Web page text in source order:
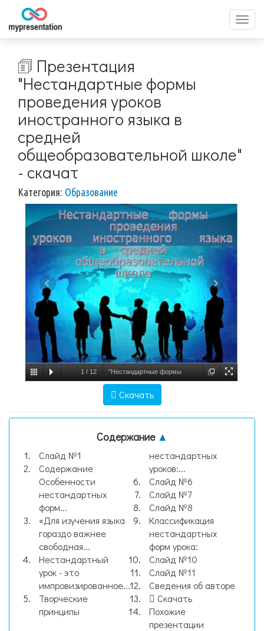
меню
🗊 Презентация
"Нестандартные формы
проведения уроков
иностранного языка в
средней
общеобразовательной школе"
- скачат
Категория: Образование
1 / 12 "Нестандартные формы
средней общеобразовательной школе" -
Скачать
Содержание ▲
Слайд №1
Содержание
Особенности
нестандартных
форм...
«Для изучения языка
гораздо важнее
свободная...
Нестандартный
урок - это
импровизированное...
Творческие
принципы
нестандартных
уроков:...
Слайд №6
Слайд №7
Слайд №8
Классификация
нестандартных
форм урока:
Слайд №10
Слайд №11
Сведения об авторе
Скачать
Похожие
презентации